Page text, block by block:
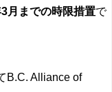
月までの時限措置で
B.C. Alliance of